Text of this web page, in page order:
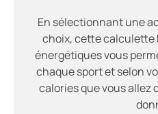
En sélectionnant une
choix, cette calculette
énergétiques vous
chaque sport et selon
calories que vous allez